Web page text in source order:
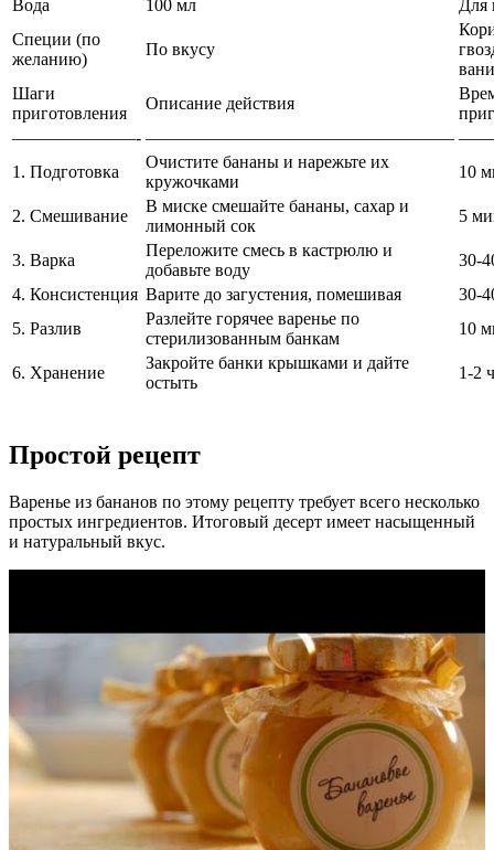
Вода
100 мл
Для
Специи (по
желанию)
По вкусу
Шаги
приготовления
Описание действия
———————- —————————————————–
1. Подготовка
Очистите бананы и нарежьте их
кружочками
10
2. Смешивание
В миске смешайте бананы, сахар и
лимонный сок
5
3. Варка
Переложите смесь в кастрюлю и
добавьте воду
30-
4. Консистенция Варите до загустения, помешивая
30-
5. Разлив
Разлейте горячее варенье по
стерилизованным банкам
10
6. Хранение
Закройте банки крышками и дайте
остыть
1-2
Простой рецепт
Варенье из бананов по этому рецепту требует всего несколько
простых ингредиентов. Итоговый десерт имеет насыщенный
и натуральный вкус.